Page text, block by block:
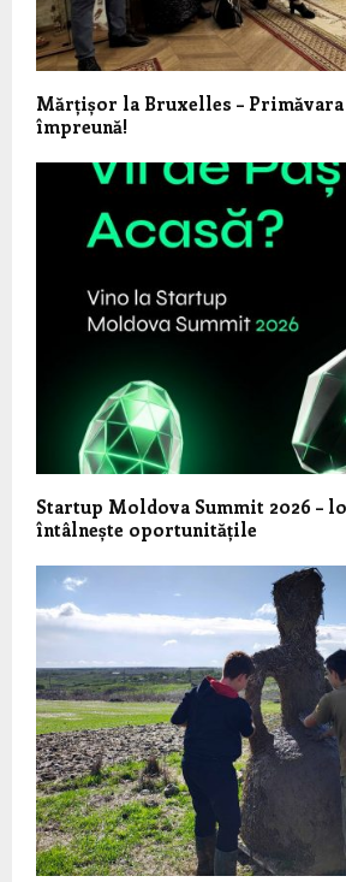
Mărțișor la Bruxelles – Primăvara
împreună!
Startup Moldova Summit 2026 –
întâlnește oportunitățile